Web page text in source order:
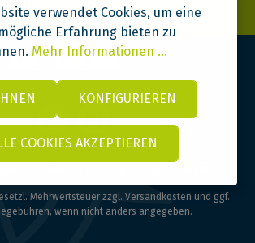
Mehrwertsteuer zzgl. Versandkosten und ggf.
wenn nicht anders angegeben.
verwendet Cookies, um eine
Erfahrung bieten zu
Mehr Informationen ...
KONFIGURIEREN
COOKIES AKZEPTIEREN